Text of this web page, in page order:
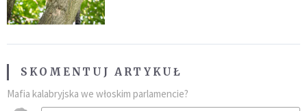
SKOMENTUJ ARTYKUŁ
Mafia kalabryjska we włoskim parlamencie?